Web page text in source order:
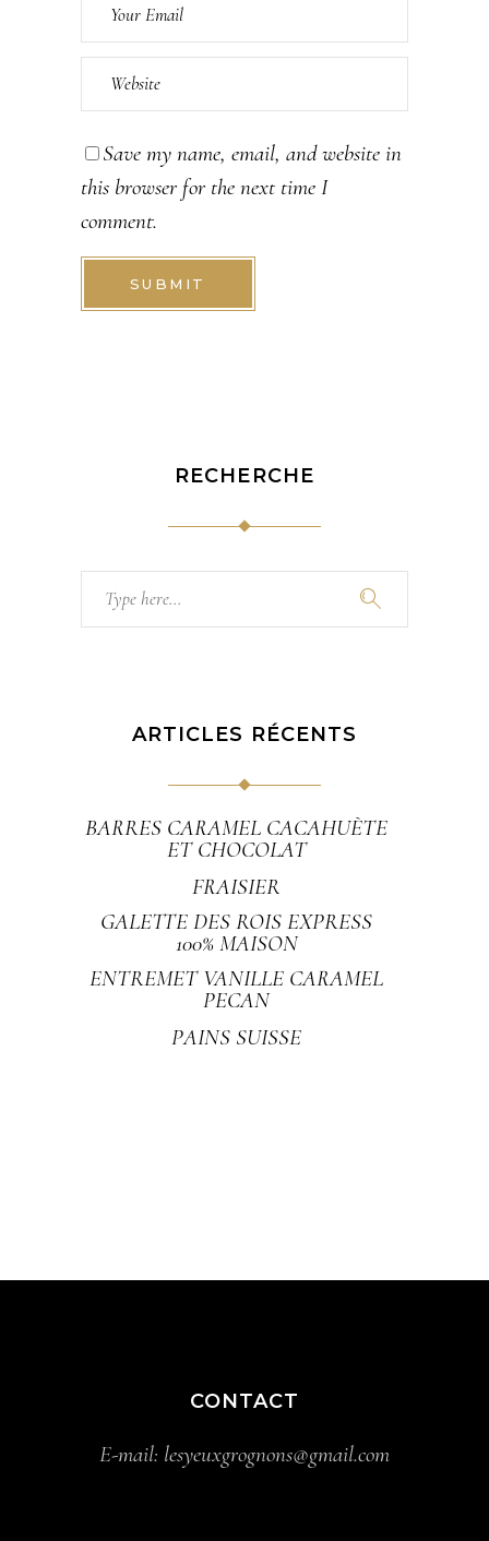
Save my name, email, and website in
this browser for the next time I
comment.
SUBMIT
RECHERCHE
for:
ARTICLES RÉCENTS
BARRES CARAMEL CACAHUÈTE
ET CHOCOLAT
FRAISIER
GALETTE DES ROIS EXPRESS
100% MAISON
ENTREMET VANILLE CARAMEL
PECAN
PAINS SUISSE
CONTACT
E-mail: lesyeuxgrognons@gmail.com